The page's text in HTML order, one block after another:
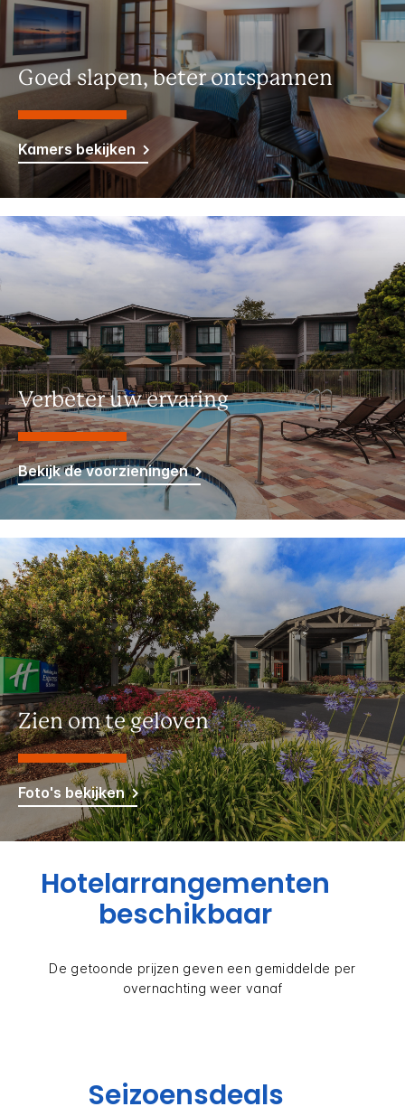
Goed slapen, beter ontspannen
Kamers bekijken
Verbeter uw ervaring
Bekijk de voorzieningen
Zien om te geloven
Foto's bekijken
Hotelarrangementen
beschikbaar
De getoonde prijzen geven een gemiddelde per
overnachting weer vanaf
Seizoensdeals